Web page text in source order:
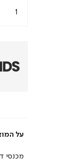
על
מכנסי